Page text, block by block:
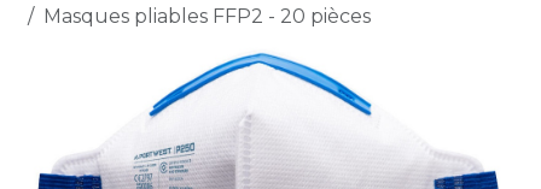
Masques pliables FFP2 - 20 pièces